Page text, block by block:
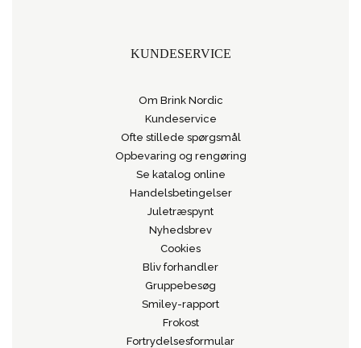
KUNDESERVICE
Om Brink Nordic
Kundeservice
Ofte stillede spørgsmål
Opbevaring og rengøring
Se katalog online
Handelsbetingelser
Juletræspynt
Nyhedsbrev
Cookies
Bliv forhandler
Gruppebesøg
Smiley-rapport
Frokost
Fortrydelsesformular